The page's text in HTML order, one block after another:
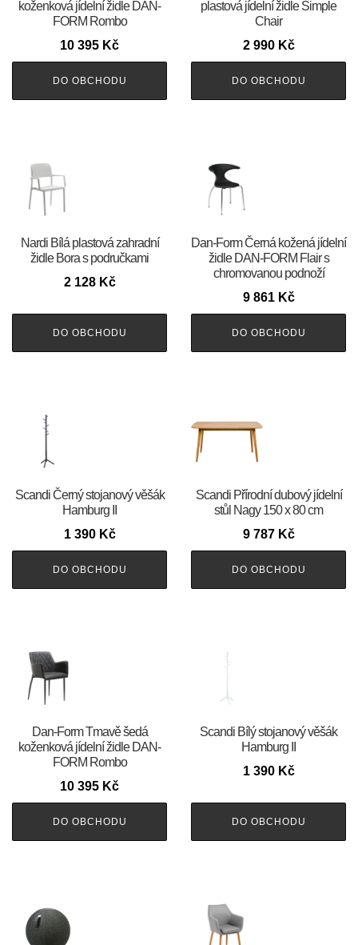
koženková jídelní židle DAN-
FORM Rombo
10 395 Kč
DO OBCHODU
plastová jídelní židle Simple
Chair
2 990 Kč
DO OBCHODU
Nardi Bílá plastová zahradní
židle Bora s područkami
2 128 Kč
DO OBCHODU
​​​​​Dan-Form Černá kožená jídelní
židle DAN-FORM Flair s
chromovanou podnoží
9 861 Kč
DO OBCHODU
Scandi Černý stojanový věšák
Hamburg II
1 390 Kč
DO OBCHODU
Scandi Přírodní dubový jídelní
stůl Nagy 150 x 80 cm
9 787 Kč
DO OBCHODU
​​​​​Dan-Form Tmavě šedá
koženková jídelní židle DAN-
FORM Rombo
10 395 Kč
DO OBCHODU
Scandi Bílý stojanový věšák
Hamburg II
1 390 Kč
DO OBCHODU